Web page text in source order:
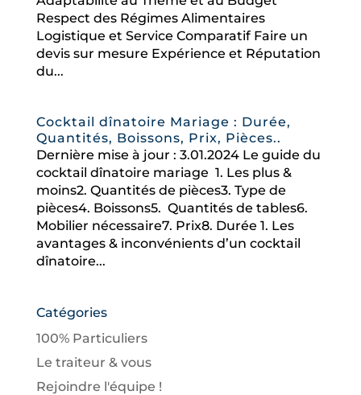
Respect des Régimes Alimentaires
Logistique et Service Comparatif Faire un
devis sur mesure Expérience et Réputation
du...
Cocktail dînatoire Mariage : Durée,
Quantités, Boissons, Prix, Pièces..
Dernière mise à jour : 3.01.2024 Le guide du
cocktail dînatoire mariage 1. Les plus &
moins2. Quantités de pièces3. Type de
pièces4. Boissons5. Quantités de tables6.
Mobilier nécessaire7. Prix8. Durée 1. Les
avantages & inconvénients d’un cocktail
dînatoire...
Catégories
100% Particuliers
Le traiteur & vous
Rejoindre l'équipe !